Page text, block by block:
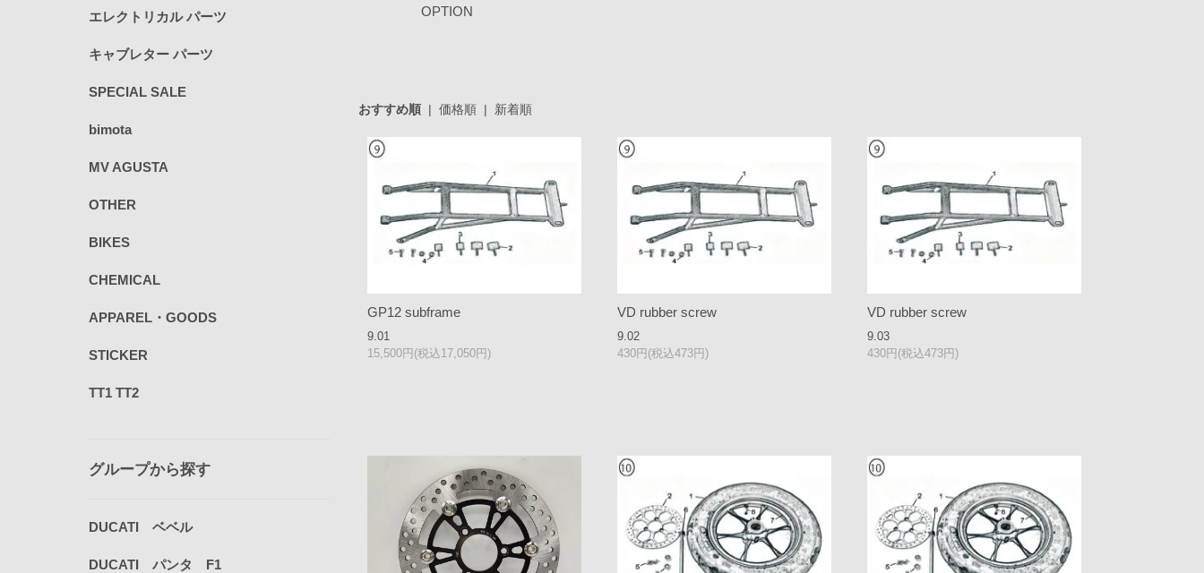
OPTION
おすすめ順| 価格順| 新着順
GP12 subframe
9.01
15,500円(税込17,050円)
VD rubber screw
9.02
430円(税込473円)
VD rubber screw
9.03
430円(税込473円)
エレクトリカル パーツ
キャブレター パーツ
SPECIAL SALE
bimota
MV AGUSTA
OTHER
BIKES
CHEMICAL
APPAREL・GOODS
STICKER
TT1 TT2
グループから探す
DUCATI ベベル
DUCATI パンタ F1